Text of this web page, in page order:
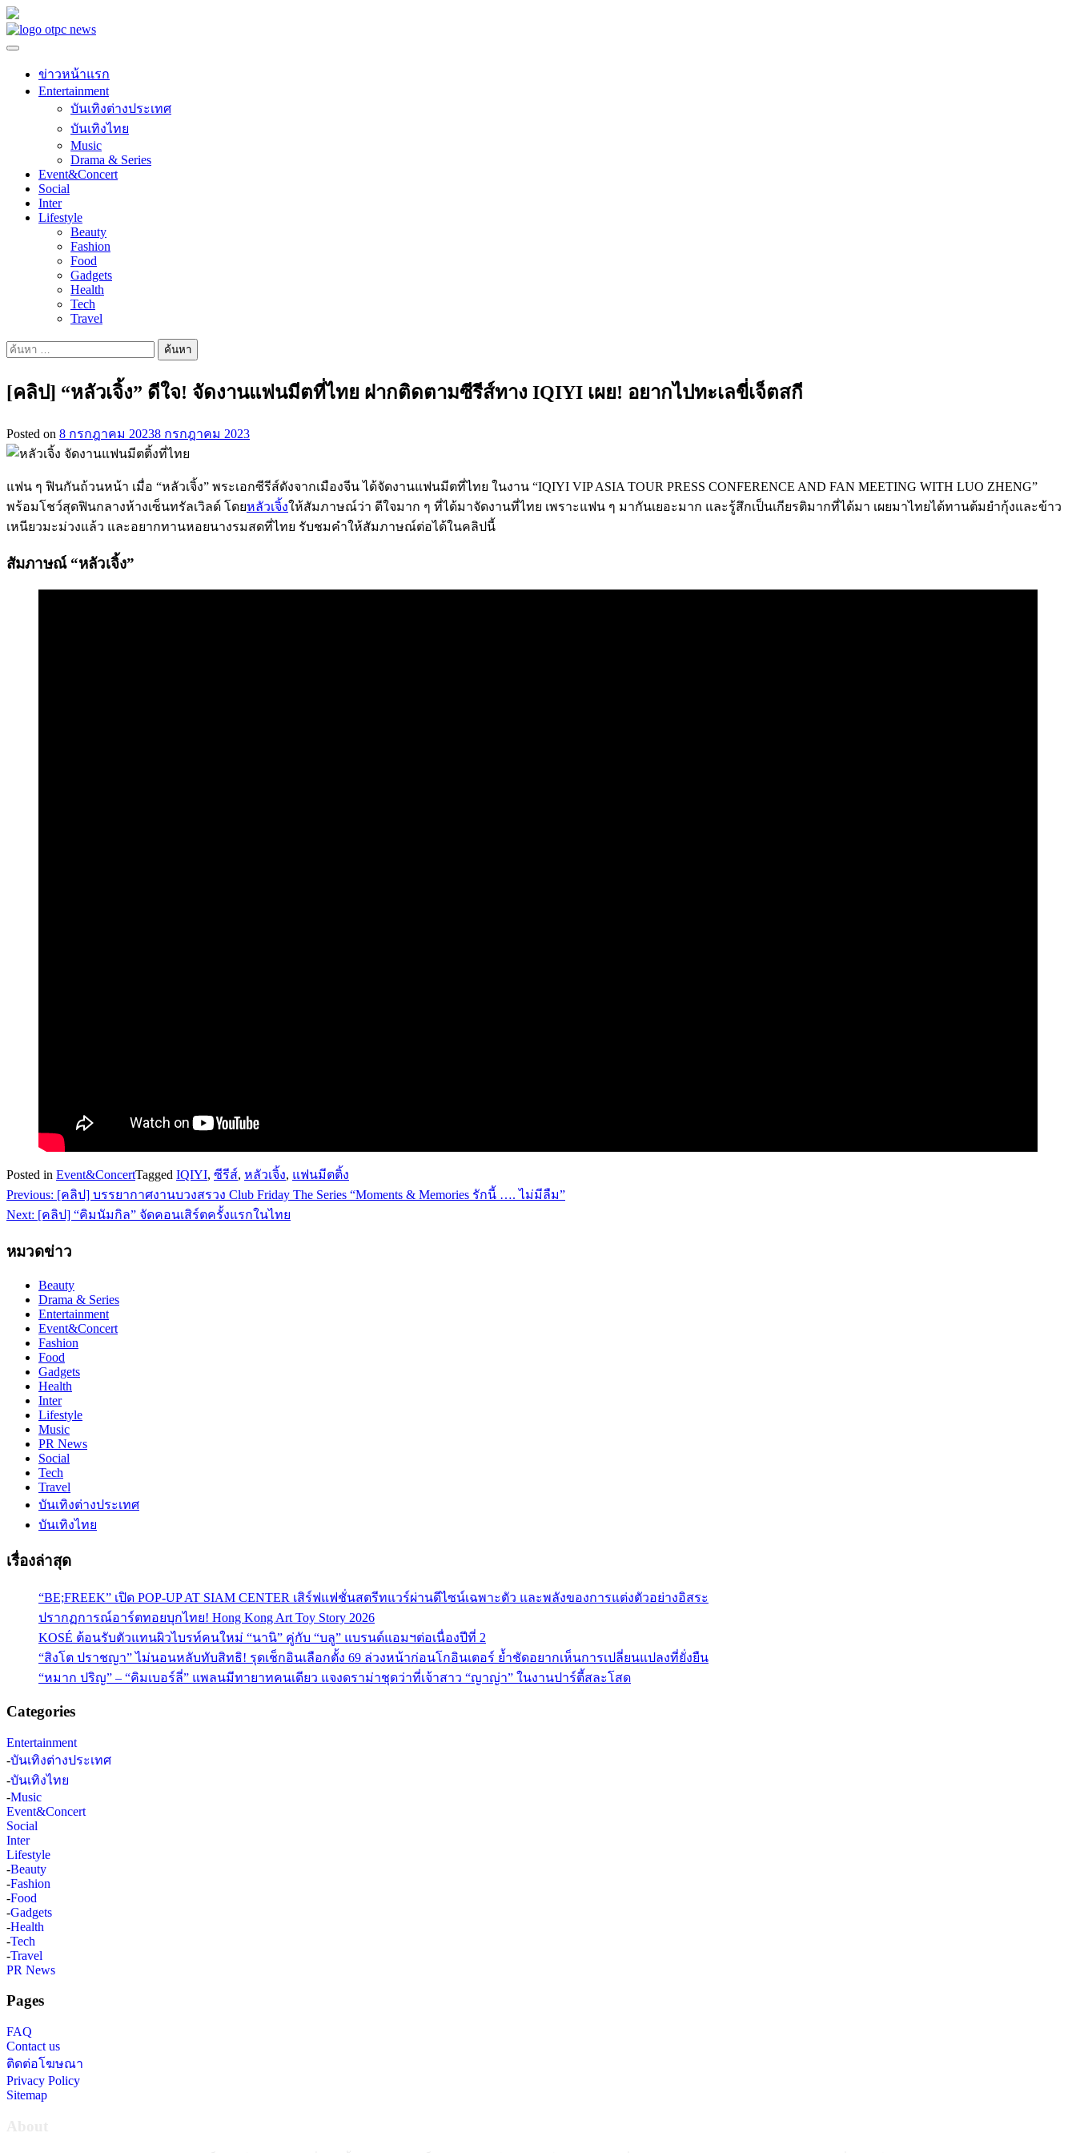
Skip
to
ข่าวหน้าแรก
Entertainment
บันเทิงต่างประเทศ
บันเทิงไทย
Music
Drama & Series
Event&Concert
Social
Inter
Lifestyle
Beauty
Fashion
Food
Gadgets
Health
Tech
Travel
ค้นหา
[คลิป] “หลัวเจิ้ง” ดีใจ! จัดงานแฟนมีตที่ไทย ฝากติดตามซีรีส์ทาง IQIYI เผย! อยากไปทะเลขี่เจ็ตสกี
Posted on 8 กรกฎาคม 20238 กรกฎาคม 2023
แฟน ๆ ฟินกันถ้วนหน้า เมื่อ “หลัวเจิ้ง” พระเอกซีรีส์ดังจากเมืองจีน ได้จัดงานแฟนมีตที่ไทย ในงาน “IQIYI VIP ASIA TOUR PRESS CONFERENCE AND FAN MEETING WITH LUO ZHENG”
พร้อมโชว์สุดฟินกลางห้างเซ็นทรัลเวิลด์ โดยหลัวเจิ้งให้สัมภาษณ์ว่า ดีใจมาก ๆ ที่ได้มาจัดงานที่ไทย เพราะแฟน ๆ มากันเยอะมาก และรู้สึกเป็นเกียรติมากที่ได้มา เผยมาไทยได้ทานต้มยำกุ้งและข้าว
เหนียวมะม่วงแล้ว และอยากทานหอยนางรมสดที่ไทย รับชมคำให้สัมภาษณ์ต่อได้ในคลิปนี้
สัมภาษณ์ “หลัวเจิ้ง”
Posted in Event&ConcertTagged IQIYI, ซีรีส์, หลัวเจิ้ง, แฟนมีตติ้ง
แนะแนว
Previous: [คลิป] บรรยากาศงานบวงสรวง Club Friday The Series “Moments & Memories รักนี้ …. ไม่มีลืม”
Next: [คลิป] “คิมนัมกิล” จัดคอนเสิร์ตครั้งแรกในไทย​
หมวดข่าว
Beauty
Drama & Series
Entertainment
Event&Concert
Fashion
Food
Gadgets
Health
Inter
Lifestyle
Music
PR News
Social
Tech
Travel
บันเทิงต่างประเทศ
บันเทิงไทย
เรื่องล่าสุด
“BE;FREEK” เปิด POP-UP AT SIAM CENTER เสิร์ฟแฟชั่นสตรีทแวร์ผ่านดีไซน์เฉพาะตัว และพลังของการแต่งตัวอย่างอิสระ
ปรากฏการณ์อาร์ตทอยบุกไทย! Hong Kong Art Toy Story 2026
KOSÉ ต้อนรับตัวแทนผิวไบรท์คนใหม่ “นานิ” คู่กับ “บลู” แบรนด์แอมฯต่อเนื่องปีที่ 2
“สิงโต ปราชญา” ไม่นอนหลับทับสิทธิ! รุดเช็กอินเลือกตั้ง 69 ล่วงหน้าก่อนโกอินเตอร์ ย้ำชัดอยากเห็นการเปลี่ยนแปลงที่ยั่งยืน
“หมาก ปริญ” – “คิมเบอร์ลี่” แพลนมีทายาทคนเดียว แจงดราม่าชุดว่าที่เจ้าสาว “ญาญ่า” ในงานปาร์ตี้สละโสด
Categories
Entertainment
-บันเทิงต่างประเทศ
-บันเทิงไทย
-Music
Event&Concert
Social
Inter
Lifestyle
-Beauty
-Fashion
-Food
-Gadgets
-Health
-Tech
-Travel
PR News
Pages
FAQ
Contact us
ติดต่อโฆษณา
Privacy Policy
Sitemap